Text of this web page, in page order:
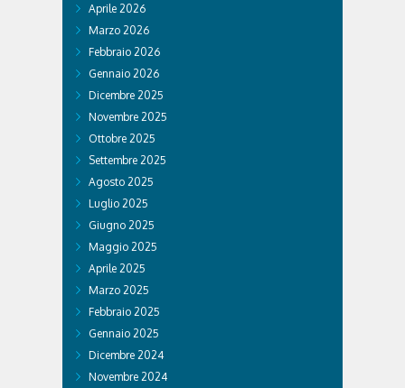
Aprile 2026
Marzo 2026
Febbraio 2026
Gennaio 2026
Dicembre 2025
Novembre 2025
Ottobre 2025
Settembre 2025
Agosto 2025
Luglio 2025
Giugno 2025
Maggio 2025
Aprile 2025
Marzo 2025
Febbraio 2025
Gennaio 2025
Dicembre 2024
Novembre 2024